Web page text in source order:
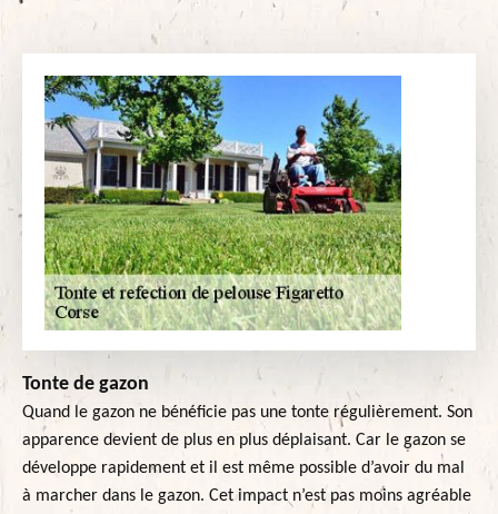
Tonte de gazon
Quand le gazon ne bénéficie pas une tonte régulièrement. Son
apparence devient de plus en plus déplaisant. Car le gazon se
développe rapidement et il est même possible d’avoir du mal
à marcher dans le gazon. Cet impact n’est pas moins agréable